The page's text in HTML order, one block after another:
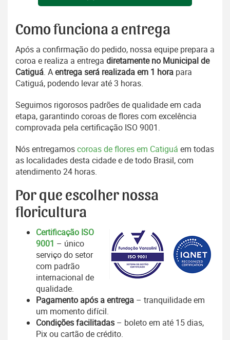
Como funciona a entrega
Após a confirmação do pedido, nossa equipe prepara a
coroa e realiza a entrega diretamente no Municipal de
Catiguá. Aentrega será realizada em 1 hora para
Catiguá, podendo levar até 3 horas.
Seguimos rigorosos padrões de qualidade em cada
etapa, garantindo coroas de flores com excelência
comprovada pela certificação ISO 9001.
Nós entregamoscoroas de flores em Catiguá em todas
as localidades desta cidade e de todo Brasil, com
atendimento 24 horas.
Por que escolher nossa
floricultura
Certificação ISO
9001 – único
serviço do setor
com padrão
internacional de
qualidade.
Pagamento após a entrega – tranquilidade em
um momento difícil.
Condições facilitadas – boleto em até 15 dias,
Pix ou cartão de crédito.